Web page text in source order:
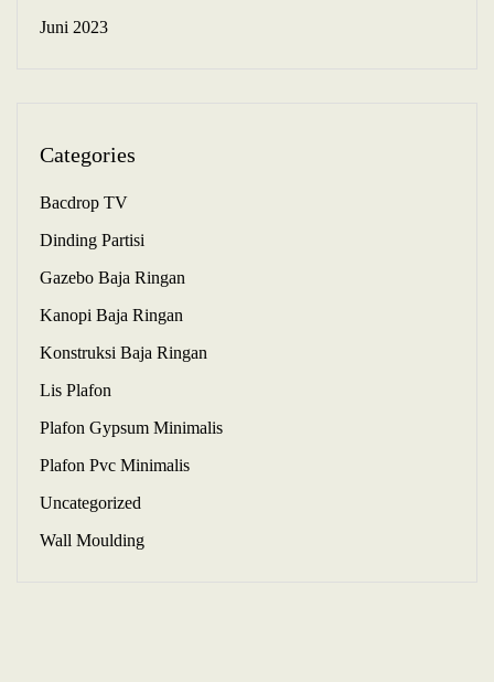
Juni 2023
Categories
Bacdrop TV
Dinding Partisi
Gazebo Baja Ringan
Kanopi Baja Ringan
Konstruksi Baja Ringan
Lis Plafon
Plafon Gypsum Minimalis
Plafon Pvc Minimalis
Uncategorized
Wall Moulding